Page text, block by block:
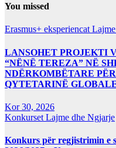
You missed
Erasmus+ eksperiencat
LANSOHET PROJEKTI
“NËNË TEREZA” NË
NDËRKOMBËTARE
QYTETARINË
Kor 30, 2026
Konkurset Lajme dhe Ngjarje
Konkurs për regjistrimin e